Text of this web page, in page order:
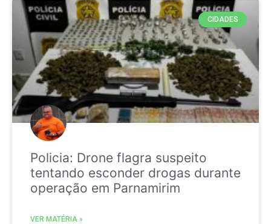
CIDADES
Policia: Drone flagra suspeito
tentando esconder drogas durante
operação em Parnamirim
VER MATÉRIA »